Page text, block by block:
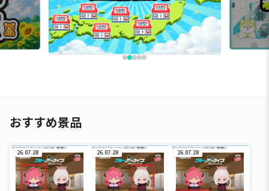
おすすめ景品
26.07.28 26.07.28 26.07.28